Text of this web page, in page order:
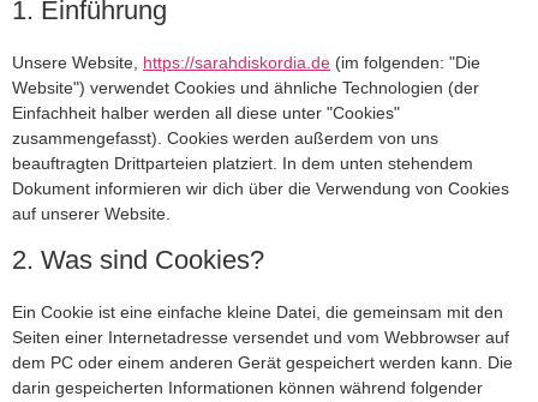
1. Einführung
Unsere Website, https://sarahdiskordia.de (im folgenden: "Die
Website") verwendet Cookies und ähnliche Technologien (der
Einfachheit halber werden all diese unter "Cookies"
zusammengefasst). Cookies werden außerdem von uns
beauftragten Drittparteien platziert. In dem unten stehendem
Dokument informieren wir dich über die Verwendung von Cookies
auf unserer Website.
2. Was sind Cookies?
Ein Cookie ist eine einfache kleine Datei, die gemeinsam mit den
Seiten einer Internetadresse versendet und vom Webbrowser auf
dem PC oder einem anderen Gerät gespeichert werden kann. Die
darin gespeicherten Informationen können während folgender